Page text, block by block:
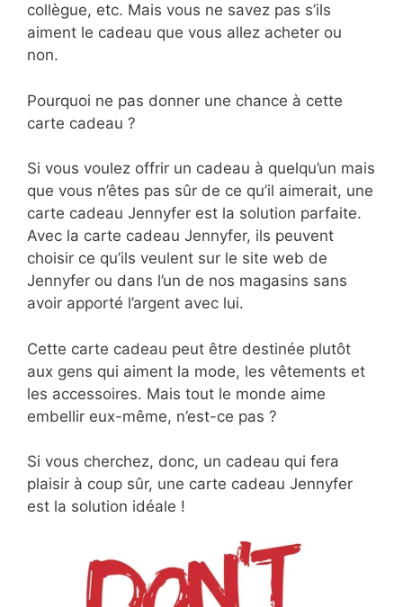
collègue, etc. Mais vous ne savez pas s’ils
aiment le cadeau que vous allez acheter ou
non.
Pourquoi ne pas donner une chance à cette
carte cadeau ?
Si vous voulez offrir un cadeau à quelqu’un mais
que vous n’êtes pas sûr de ce qu’il aimerait, une
carte cadeau Jennyfer est la solution parfaite.
Avec la carte cadeau Jennyfer, ils peuvent
choisir ce qu’ils veulent sur le site web de
Jennyfer ou dans l’un de nos magasins sans
avoir apporté l’argent avec lui.
Cette carte cadeau peut être destinée plutôt
aux gens qui aiment la mode, les vêtements et
les accessoires. Mais tout le monde aime
embellir eux-même, n’est-ce pas ?
Si vous cherchez, donc, un cadeau qui fera
plaisir à coup sûr, une carte cadeau Jennyfer
est la solution idéale !